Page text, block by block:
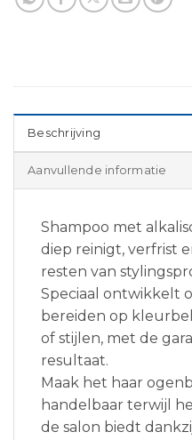
Beschrijving
Aanvullende informatie
Shampoo met
diep reinigt, verfrist
resten van
Speciaal ontwikkelt
bereiden op
of stijlen, met de
resultaat.
Maak het haar
handelbaar terwijl
de salon biedt